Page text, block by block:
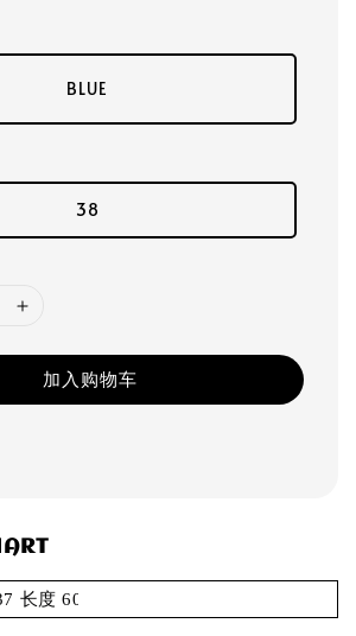
BLUE
38
加入购物车
长度 60